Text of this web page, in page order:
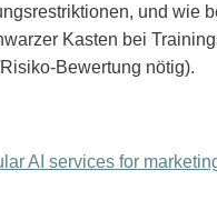
und wie
Kasten bei
nötig).
AI services for